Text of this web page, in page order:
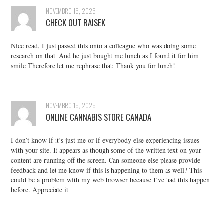
NOVEMBRO 15, 2025
CHECK OUT RAISEK
Nice read, I just passed this onto a colleague who was doing some
research on that. And he just bought me lunch as I found it for him
smile Therefore let me rephrase that: Thank you for lunch!
NOVEMBRO 15, 2025
ONLINE CANNABIS STORE CANADA
I don’t know if it’s just me or if everybody else experiencing issues
with your site. It appears as though some of the written text on your
content are running off the screen. Can someone else please provide
feedback and let me know if this is happening to them as well? This
could be a problem with my web browser because I’ve had this happen
before. Appreciate it